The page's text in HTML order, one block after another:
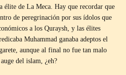
élite de La Meca. Hay que recordar que
de peregrinación por sus ídolos que
a los Quraysh, y las élites
Muhammad ganaba adeptos el
aunque al final no fue tan malo
del islam, ¿eh?